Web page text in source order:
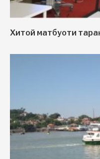
Хитой матбуоти